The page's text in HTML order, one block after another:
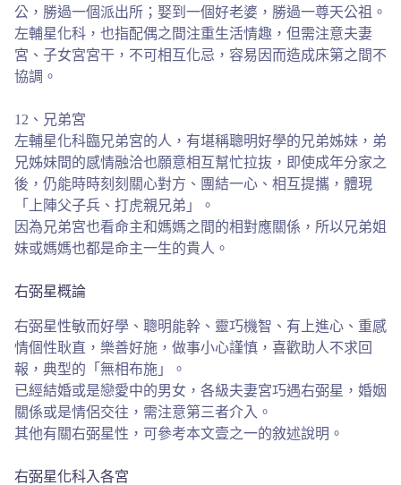
公，勝過一個派出所；娶到一個好老婆，勝過一尊天公祖。
左輔星化科，也指配偶之間注重生活情趣，但需注意夫妻
宮、子女宮宮干，不可相互化忌，容易因而造成床第之間不
協調。
12、兄弟宮
左輔星化科臨兄弟宮的人，有堪稱聰明好學的兄弟姊妹，弟
兄姊妹間的感情融洽也願意相互幫忙拉抜，即使成年分家之
後，仍能時時刻刻關心對方、團結一心、相互提攜，體現
「上陣父子兵、打虎親兄弟」。
因為兄弟宮也看命主和媽媽之間的相對應關係，所以兄弟姐
妹或媽媽也都是命主一生的貴人。
右弼星概論
右弼星性敏而好學、聰明能幹、靈巧機智、有上進心、重感
情個性耿直，樂善好施，做事小心謹慎，喜歡助人不求回
報，典型的「無相布施」。
已經結婚或是戀愛中的男女，各級夫妻宮巧遇右弼星，婚姻
關係或是情侶交往，需注意第三者介入。
其他有關右弼星性，可參考本文壹之一的敘述說明。
右弼星化科入各宮